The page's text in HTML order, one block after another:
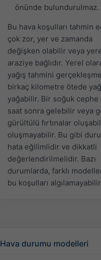
önünde bulundurulmaz.
Bu hava koşulları tahmin
çok zor, yer ve zamanda
değişken olabilir veya
araziye bağlıdır. Yerel
yağış tahmini
birkaç kilometre ötede
yağabilir. Bir soğuk cephe
saat sonra gelebilir veya
gürültülü fırtınalar
oluşmayabilir. Bu gibi
hata eğilimlidir ve dikkatli
değerlendirilmelidir. Bazı
durumlarda, farklı
bu koşulları
Hava durumu modelleri